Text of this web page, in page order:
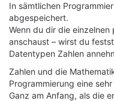
In sämtlichen
abgespeichert.
Wenn du dir die
anschaust – wirst du
Datentypen Zahlen
Zahlen und die
Programmierung eine
Ganz am Anfang, als die